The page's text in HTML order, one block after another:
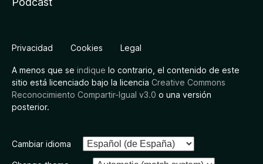
Privacidad Cookies Legal
A menos que se indique lo contrario, el contenido de este
sitio está licenciado bajo la licencia Creative Commons
Reconocimiento Compartir-Igual v3.0 o una versión
posterior.
Cambiar idioma